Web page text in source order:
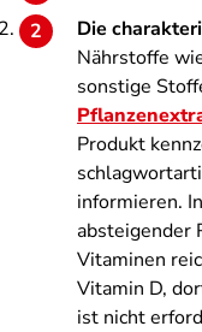
Die
Nährstoffe
sonstige
Produkt
informieren.
absteigender
Vitaminen
Vitamin D,
ist nicht